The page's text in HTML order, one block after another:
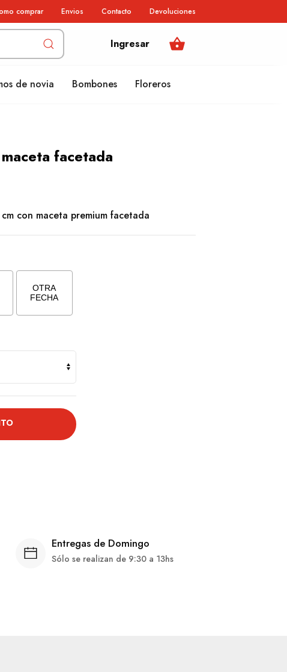
comprar Envios Contacto Devoluciones
Ingresar shopping_basket
de novia Bombones Floreros
facetada
con maceta premium facetada
OTRA
FECHA
Entregas de Domingo
Sólo se realizan de 9:30 a 13hs